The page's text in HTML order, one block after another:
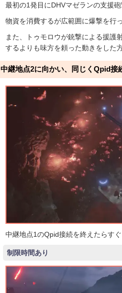
最初の1発目にDHVマゼランの支援砲
物資を消費するが広範囲に爆撃を行
また、トゥモロウが銃撃による援護
するよりも味方を頼った動きをした
中継地点2に向かい、同じくQpid接
中継地点1のQpid接続を終えたらす
制限時間あり